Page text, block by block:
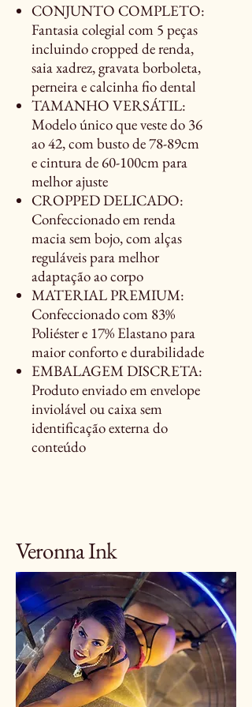
CONJUNTO COMPLETO:
Fantasia colegial com 5 peças
incluindo cropped de renda,
saia xadrez, gravata borboleta,
perneira e calcinha fio dental
TAMANHO VERSÁTIL:
Modelo único que veste do 36
ao 42, com busto de 78-89cm
e cintura de 60-100cm para
melhor ajuste
CROPPED DELICADO:
Confeccionado em renda
macia sem bojo, com alças
reguláveis para melhor
adaptação ao corpo
MATERIAL PREMIUM:
Confeccionado com 83%
Poliéster e 17% Elastano para
maior conforto e durabilidade
EMBALAGEM DISCRETA:
Produto enviado em envelope
inviolável ou caixa sem
identificação externa do
conteúdo
Veronna Ink